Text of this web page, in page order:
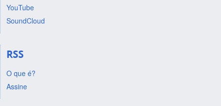
YouTube
SoundCloud
RSS
O que é?
Assine